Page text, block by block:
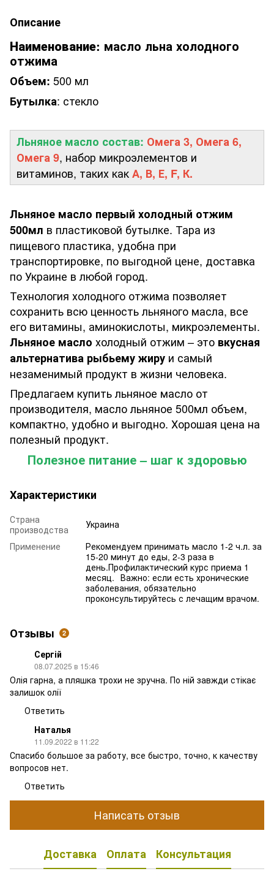
Описание
Наименование: масло льна холодного
отжима
Объем: 500 мл
Бутылка: стекло
Льняное масло состав: Омега 3, Омега 6,
Омега 9, набор микроэлементов и
витаминов, таких какА, В, Е, F, К.
Льняное масло первый холодный отжим
500мл в пластиковой бутылке. Тара из
пищевого пластика, удобна при
транспортировке, по выгодной цене, доставка
по Украине в любой город.
Технология холодного отжима позволяет
сохранить всю ценность льняного масла, все
его витамины, аминокислоты, микроэлементы.
Льняное масло холодный отжим – это вкусная
альтернатива рыбьему жиру и самый
незаменимый продукт в жизни человека.
Предлагаем купить льняное масло от
производителя, масло льняное 500мл объем,
компактно, удобно и выгодно. Хорошая цена на
полезный продукт.
Полезное питание – шаг к здоровью
Характеристики
Страна
производства
Украина
Применение
Рекомендуем принимать масло 1-2 ч.л. за
15-20 минут до еды, 2-3 раза в
день.Профилактический курс приема 1
месяц.⠀Важно: если есть хронические
заболевания, обязательно
проконсультируйтесь с лечащим врачом.
Отзывы 2
Сергій
08.07.2025 в 15:46
Олія гарна, а пляшка трохи не зручна. По ній завжди стікає
залишок олії
Ответить
Наталья
11.09.2022 в 11:22
Спасибо большое за работу, все быстро, точно, к качеству
вопросов нет.
Ответить
Написать отзыв
Доставка Оплата Консультация